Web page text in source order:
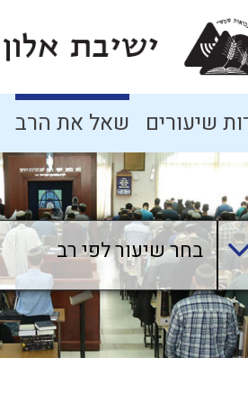
שיעורים שאל את הרב
בחר שיעור לפי רב